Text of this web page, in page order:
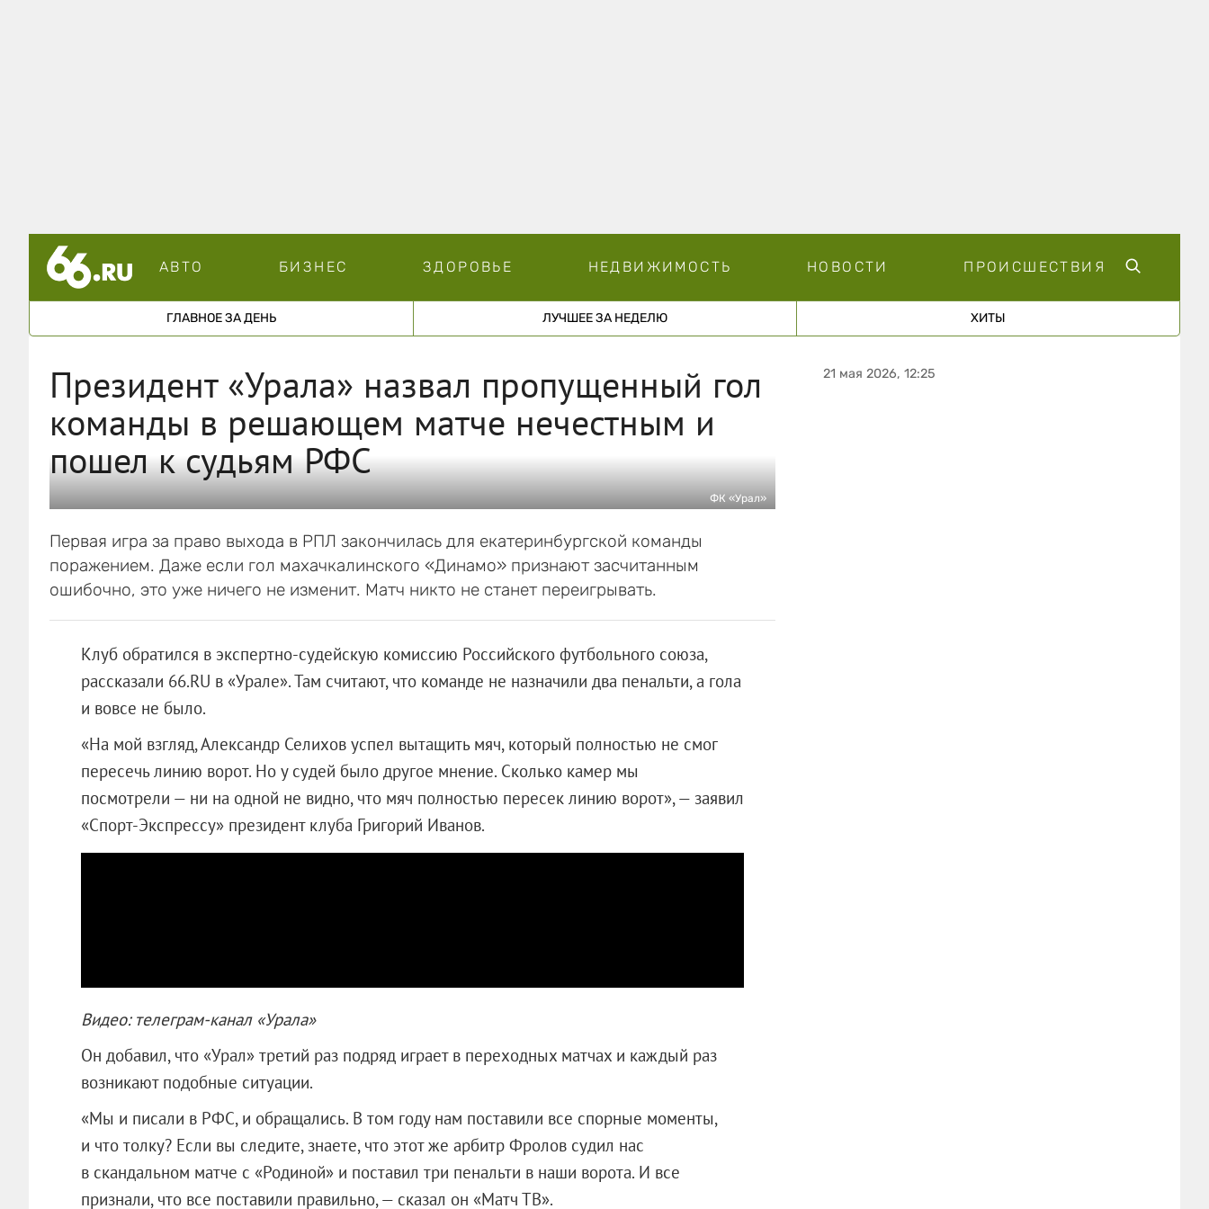
АВТО БИЗНЕС ЗДОРОВЬЕ НЕДВИЖИМОСТЬ НОВОСТИ ПРОИСШЕСТВИЯ
ГЛАВНОЕ ЗА ДЕНЬ ЛУЧШЕЕ ЗА НЕДЕЛЮ ХИТЫ
Президент «Урала» назвал пропущенный гол
команды в решающем матче нечестным и
пошел к судьям РФС
ФК «Урал»
Первая игра за право выхода в РПЛ закончилась для екатеринбургской команды
поражением. Даже если гол махачкалинского «Динамо» признают засчитанным
ошибочно, это уже ничего не изменит. Матч никто не станет переигрывать.
Клуб обратился в экспертно-судейскую комиссию Российского футбольного союза,
рассказали 66.RU в «Урале». Там считают, что команде не назначили два пенальти, а гола
и вовсе не было.
«На мой взгляд, Александр Селихов успел вытащить мяч, который полностью не смог
пересечь линию ворот. Но у судей было другое мнение. Сколько камер мы
посмотрели — ни на одной не видно, что мяч полностью пересек линию ворот», — заявил
«Спорт-Экспрессу» президент клуба Григорий Иванов.
Видео: телеграм-канал «Урала»
Он добавил, что «Урал» третий раз подряд играет в переходных матчах и каждый раз
возникают подобные ситуации.
«Мы и писали в РФС, и обращались. В том году нам поставили все спорные моменты,
и что толку? Если вы следите, знаете, что этот же арбитр Фролов судил нас
в скандальном матче с «Родиной» и поставил три пенальти в наши ворота. И все
признали, что все поставили правильно, — сказал он «Матч ТВ».
21 мая 2026, 12:25